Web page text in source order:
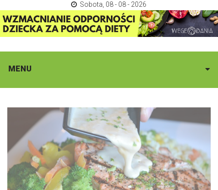
Sobota 08 - 08 - 2026
MENU